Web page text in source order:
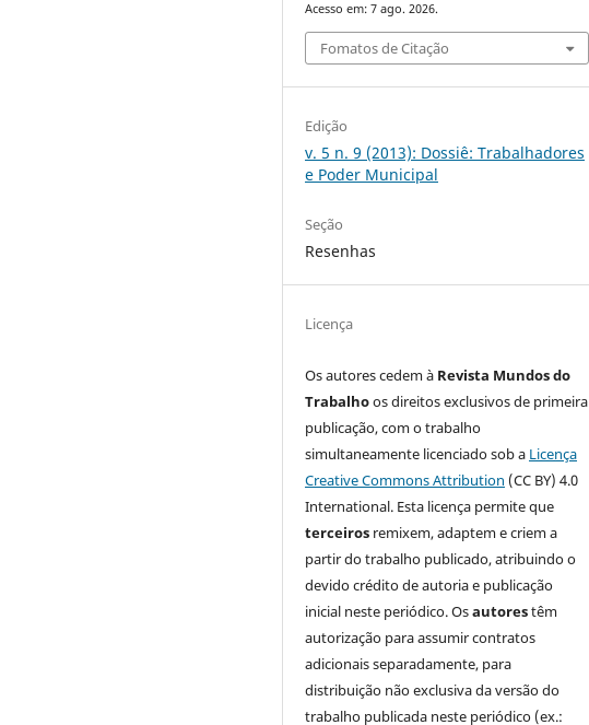
Acesso em: 7 ago. 2026.
Fomatos de Citação
Edição
v. 5 n. 9 (2013): Dossiê: Trabalhadores
e Poder Municipal
Seção
Resenhas
Licença
Os autores cedem à Revista Mundos do
Trabalhoos direitos exclusivos de primeira
publicação, com o trabalho
simultaneamente licenciado sob a Licença
Creative Commons Attribution (CC BY) 4.0
International. Esta licença permite que
terceiros remixem, adaptem e criem a
partir do trabalho publicado, atribuindo o
devido crédito de autoria e publicação
inicial neste periódico. Osautorestêm
autorização para assumir contratos
adicionais separadamente, para
distribuição não exclusiva da versão do
trabalho publicada neste periódico (ex.: